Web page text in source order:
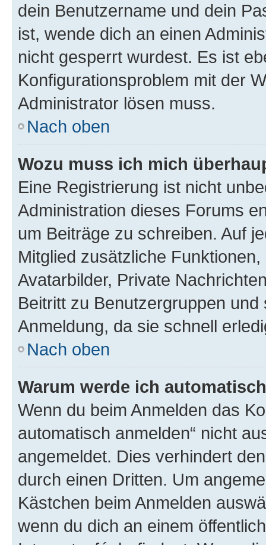
dein Benutzername und dein
ist, wende dich an einen
nicht gesperrt wurdest. Es ist
Konfigurationsproblem mit der
Administrator lösen muss.
Nach oben
Wozu muss ich mich
Eine Registrierung ist nicht
Administration dieses Forums
um Beiträge zu schreiben. Auf
Mitglied zusätzliche
Avatarbilder, Private
Beitritt zu Benutzergruppen
Anmeldung, da sie schnell
Nach oben
Warum werde ich
Wenn du beim Anmelden das
automatisch anmelden“ nicht
angemeldet. Dies verhindert
durch einen Dritten. Um
Kästchen beim Anmelden
wenn du dich an einem